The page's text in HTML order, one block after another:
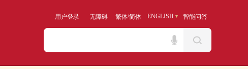
用户登录 无障碍 繁体/简体 ENGLISH 智能问答